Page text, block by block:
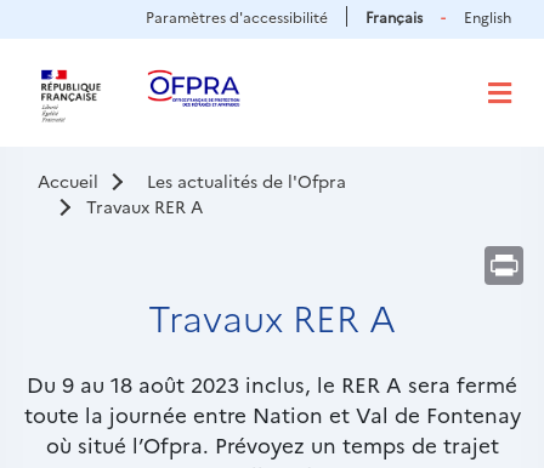
Panneau de gestion des cookiesAller
au
Paramètres d'accessibilité Français English
Accueil
Les actualités de l'Ofpra
Travaux RER A
Travaux RER A
Chapô
Du 9 au 18 août 2023 inclus, le RER A sera fermé
toute la journée entre Nation et Val de Fontenay
où situé l’Ofpra. Prévoyez un temps de trajet